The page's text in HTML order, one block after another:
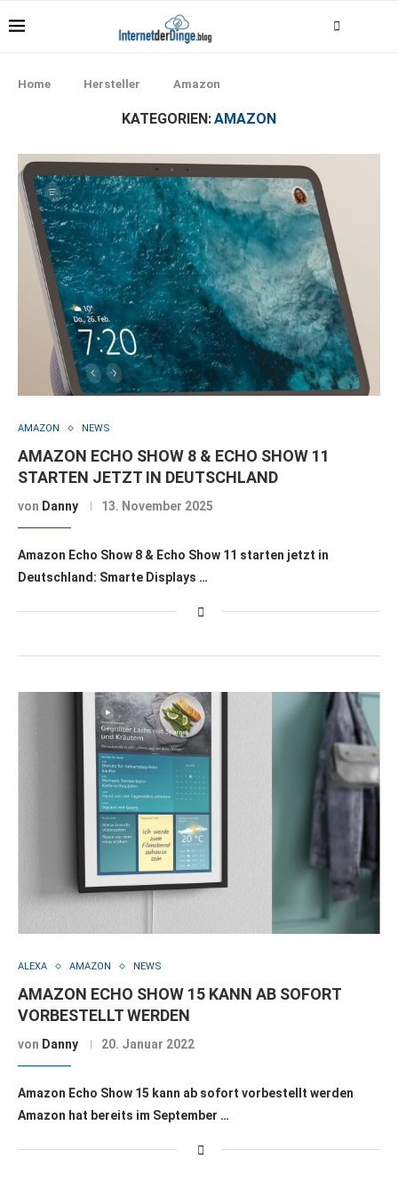
Home Hersteller Amazon
KATEGORIEN:AMAZON
AMAZON NEWS
AMAZON ECHO SHOW 8 & ECHO SHOW 11
STARTEN JETZT IN DEUTSCHLAND
von Danny 13. November 2025
Amazon Echo Show 8 & Echo Show 11 starten jetzt in
Deutschland: Smarte Displays …
ALEXA AMAZON NEWS
AMAZON ECHO SHOW 15 KANN AB SOFORT
VORBESTELLT WERDEN
von Danny 20. Januar 2022
Amazon Echo Show 15 kann ab sofort vorbestellt werden
Amazon hat bereits im September …